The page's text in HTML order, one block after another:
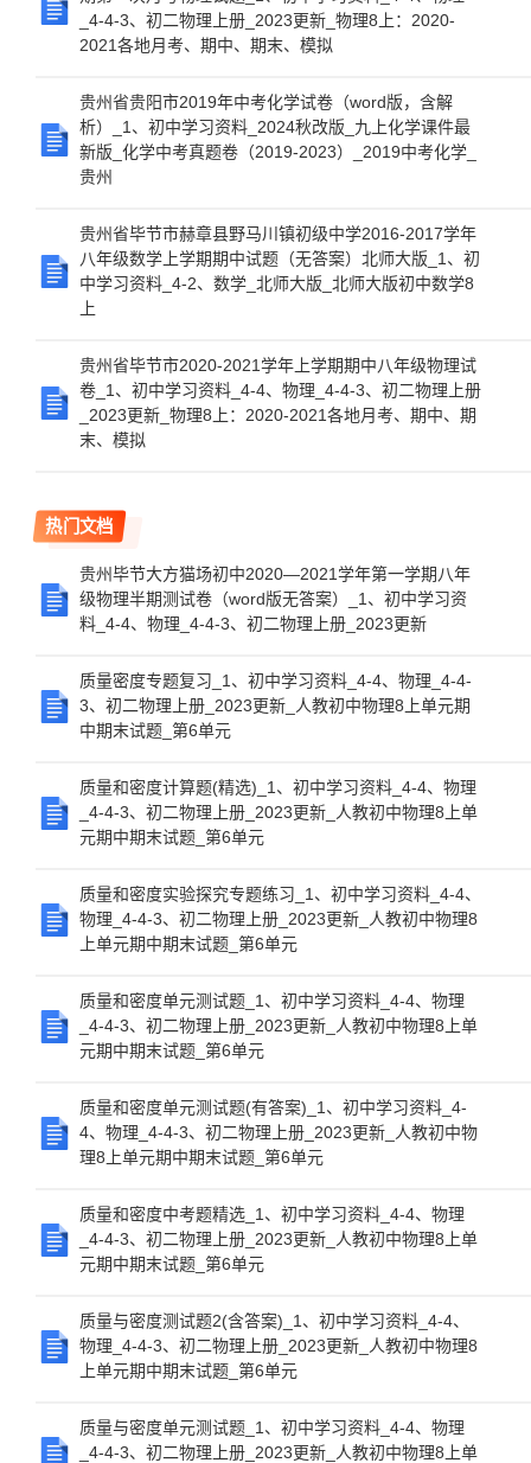
_4-4-3、初二物理上册_2023更新_物理8上：2020-
2021各地月考、期中、期末、模拟
贵州省贵阳市2019年中考化学试卷（word版，含解
析）_1、初中学习资料_2024秋改版_九上化学课件最
新版_化学中考真题卷（2019-2023）_2019中考化学_
贵州
贵州省毕节市赫章县野马川镇初级中学2016-2017学年
八年级数学上学期期中试题（无答案）北师大版_1、初
中学习资料_4-2、数学_北师大版_北师大版初中数学8
上
贵州省毕节市2020-2021学年上学期期中八年级物理试
卷_1、初中学习资料_4-4、物理_4-4-3、初二物理上册
_2023更新_物理8上：2020-2021各地月考、期中、期
末、模拟
热门文档
贵州毕节大方猫场初中2020—2021学年第一学期八年
级物理半期测试卷（word版无答案）_1、初中学习资
料_4-4、物理_4-4-3、初二物理上册_2023更新
质量密度专题复习_1、初中学习资料_4-4、物理_4-4-
3、初二物理上册_2023更新_人教初中物理8上单元期
中期末试题_第6单元
质量和密度计算题(精选)_1、初中学习资料_4-4、物理
_4-4-3、初二物理上册_2023更新_人教初中物理8上单
元期中期末试题_第6单元
质量和密度实验探究专题练习_1、初中学习资料_4-4、
物理_4-4-3、初二物理上册_2023更新_人教初中物理8
上单元期中期末试题_第6单元
质量和密度单元测试题_1、初中学习资料_4-4、物理
_4-4-3、初二物理上册_2023更新_人教初中物理8上单
元期中期末试题_第6单元
质量和密度单元测试题(有答案)_1、初中学习资料_4-
4、物理_4-4-3、初二物理上册_2023更新_人教初中物
理8上单元期中期末试题_第6单元
质量和密度中考题精选_1、初中学习资料_4-4、物理
_4-4-3、初二物理上册_2023更新_人教初中物理8上单
元期中期末试题_第6单元
质量与密度测试题2(含答案)_1、初中学习资料_4-4、
物理_4-4-3、初二物理上册_2023更新_人教初中物理8
上单元期中期末试题_第6单元
质量与密度单元测试题_1、初中学习资料_4-4、物理
_4-4-3、初二物理上册_2023更新_人教初中物理8上单